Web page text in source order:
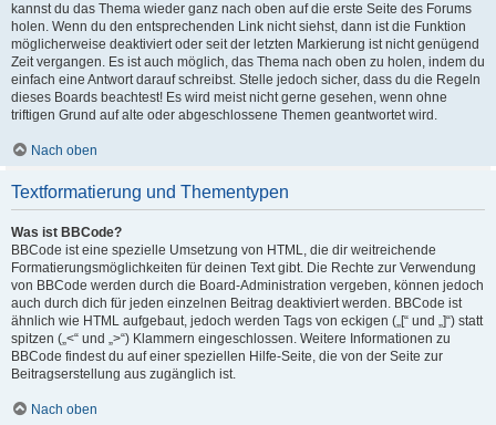
kannst du das Thema wieder ganz nach oben auf die erste Seite des Forums
holen. Wenn du den entsprechenden Link nicht siehst, dann ist die Funktion
möglicherweise deaktiviert oder seit der letzten Markierung ist nicht genügend
Zeit vergangen. Es ist auch möglich, das Thema nach oben zu holen, indem du
einfach eine Antwort darauf schreibst. Stelle jedoch sicher, dass du die Regeln
dieses Boards beachtest! Es wird meist nicht gerne gesehen, wenn ohne
triftigen Grund auf alte oder abgeschlossene Themen geantwortet wird.
Nach oben
Textformatierung und Thementypen
Was ist BBCode?
BBCode ist eine spezielle Umsetzung von HTML, die dir weitreichende
Formatierungsmöglichkeiten für deinen Text gibt. Die Rechte zur Verwendung
von BBCode werden durch die Board-Administration vergeben, können jedoch
auch durch dich für jeden einzelnen Beitrag deaktiviert werden. BBCode ist
ähnlich wie HTML aufgebaut, jedoch werden Tags von eckigen („[“ und „]“) statt
spitzen („<“ und „>“) Klammern eingeschlossen. Weitere Informationen zu
BBCode findest du auf einer speziellen Hilfe-Seite, die von der Seite zur
Beitragserstellung aus zugänglich ist.
Nach oben